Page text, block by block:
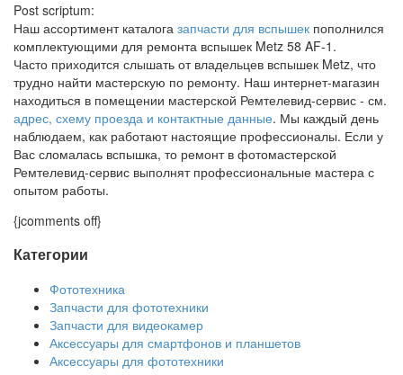
Post scriptum:
Наш ассортимент каталога запчасти для вспышек пополнился
комплектующими для ремонта вспышек Metz 58 AF-1.
Часто приходится слышать от владельцев вспышек Metz, что
трудно найти мастерскую по ремонту. Наш интернет-магазин
находиться в помещении мастерской Ремтелевид-сервис - см.
адрес, схему проезда и контактные данные. Мы каждый день
наблюдаем, как работают настоящие профессионалы. Если у
Вас сломалась вспышка, то ремонт в фотомастерской
Ремтелевид-сервис выполнят профессиональные мастера с
опытом работы.
{jcomments off}
Категории
Фототехника
Запчасти для фототехники
Запчасти для видеокамер
Аксессуары для смартфонов и планшетов
Аксессуары для фототехники